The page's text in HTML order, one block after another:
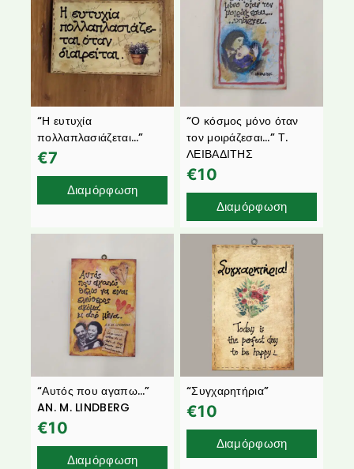
“Η ευτυχία
πολλαπλασιάζεται…”
€7
Διαμόρφωση
“Ο κόσμος μόνο όταν
τον μοιράζεσαι…” Τ.
ΛΕΙΒΑΔΙΤΗΣ
€10
Διαμόρφωση
“Αυτός που αγαπω…”
AN. M. LINDBERG
€10
Διαμόρφωση
“Συγχαρητήρια”
€10
Διαμόρφωση